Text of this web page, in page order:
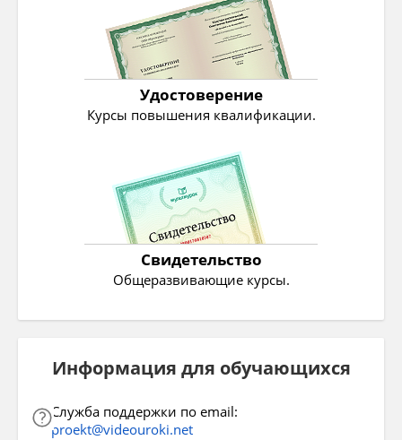
Удостоверение
Курсы повышения квалификации.
Свидетельство
Общеразвивающие курсы.
Информация для обучающихся
Служба поддержки по email:
proekt@videouroki.net